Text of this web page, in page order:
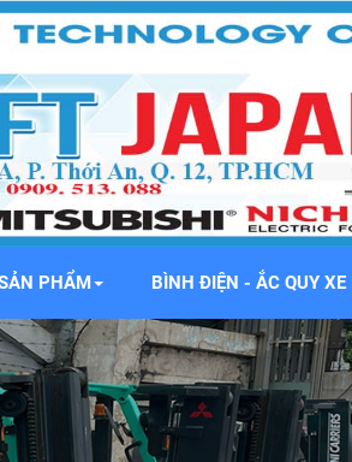
PHẨM BÌNH ĐIỆN - ẮC QUY XE